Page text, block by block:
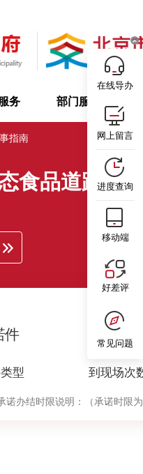
务 部门服务
指南
食品道路散
件
型
0
到现场次
诺办结时限说明： （承诺时限
在线导办
网上留言
进度查询
移动端
好差评
常见问题